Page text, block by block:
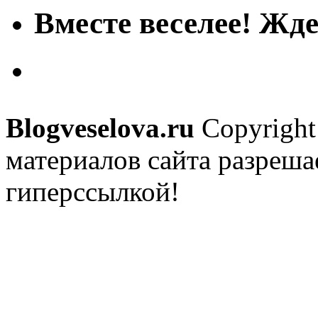
Вместе веселее!
Blogveselova.ru
материалов сайта
гиперссылкой!